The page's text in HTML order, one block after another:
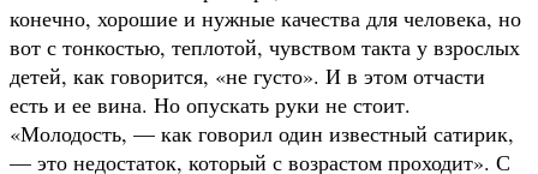
конечно, хорошие и нужные качества для человека, но
вот с тонкостью, теплотой, чувством такта у взрослых
детей, как говорится, «не густо». И в этом отчасти
есть и ее вина. Но опускать руки не стоит.
«Молодость, — как говорил один известный сатирик,
— это недостаток, который с возрастом проходит». С